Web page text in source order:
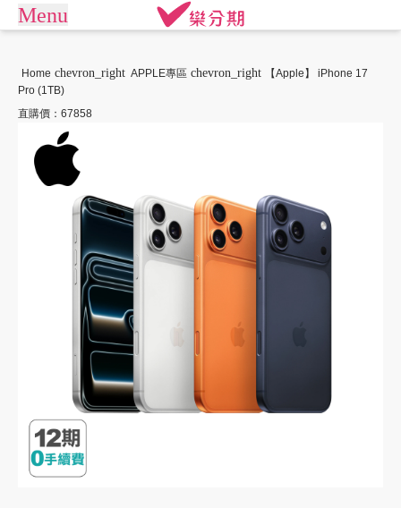
Menu
平板電腦
商用桌機/筆電
電競周邊 攝影專區
數位產品 生活家電
生活戶外 珠寶飾品
運動休閒
客訂專區 機車專區
大型家電
商店街
訂單查詢/繳款
我要借款
關於樂分期
Home chevron_right APPLE專區 chevron_right
【Apple】 iPhone 17
Pro (1TB)
直購價：67858